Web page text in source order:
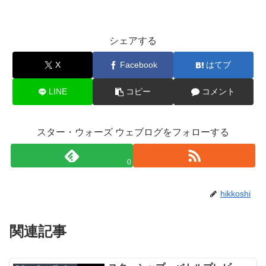
シェアする
X Facebook はてブ
LINE コピー コメント
スター・ウォーズ ウェブログをフォローする
0
hikkoshi
関連記事